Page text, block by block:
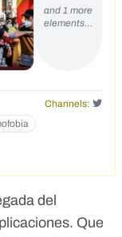
and 1 more
elements…
Channels:
del
Que